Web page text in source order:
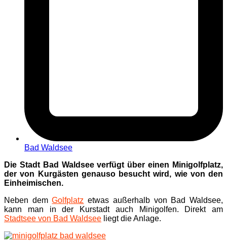
Bad Waldsee
Die Stadt Bad Waldsee verfügt über einen Minigolfplatz,
der von Kurgästen genauso besucht wird, wie von den
Einheimischen.
Neben demGolfplatz etwas außerhalb von Bad Waldsee,
kann man in der Kurstadt auch Minigolfen. Direkt am
Stadtsee von Bad Waldsee liegt die Anlage.